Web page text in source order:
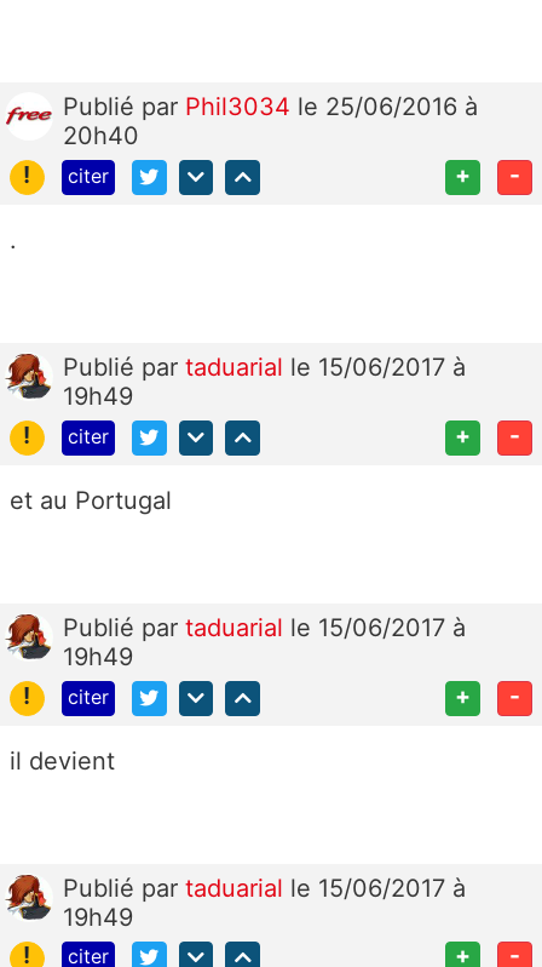
Publié par Phil3034 le 25/06/2016 à
20h40
!
citer + -
.
Publié par taduarial le 15/06/2017 à
19h49
!
citer + -
et au Portugal
Publié par taduarial le 15/06/2017 à
19h49
!
citer + -
il devient
Publié par taduarial le 15/06/2017 à
19h49
!
citer + -